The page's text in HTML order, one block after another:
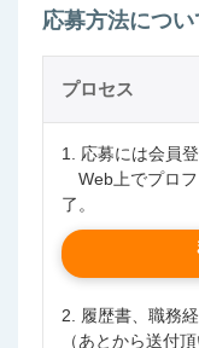
応募方法につい
プロセス
1. 応募には会員
Web上でプロフ
了。
2. 履歴書、職務
（あとから送付